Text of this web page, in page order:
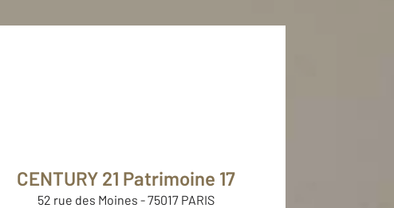
CENTURY 21 Patrimoine 17
52 rue des Moines -75017 PARIS